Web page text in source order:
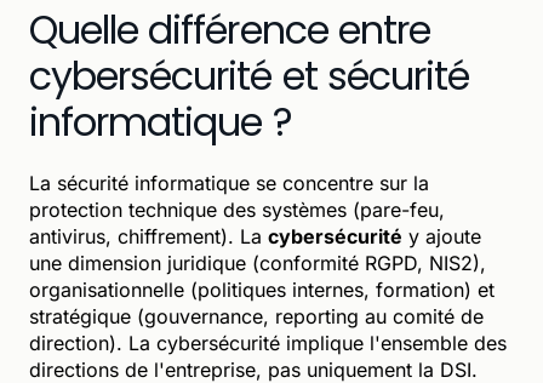
Quelle différence entre
cybersécurité et sécurité
informatique ?
La sécurité informatique se concentre sur la
protection technique des systèmes (pare-feu,
antivirus, chiffrement). La cybersécurité y ajoute
une dimension juridique (conformité RGPD, NIS2),
organisationnelle (politiques internes, formation) et
stratégique (gouvernance, reporting au comité de
direction). La cybersécurité implique l'ensemble des
directions de l'entreprise, pas uniquement la DSI.